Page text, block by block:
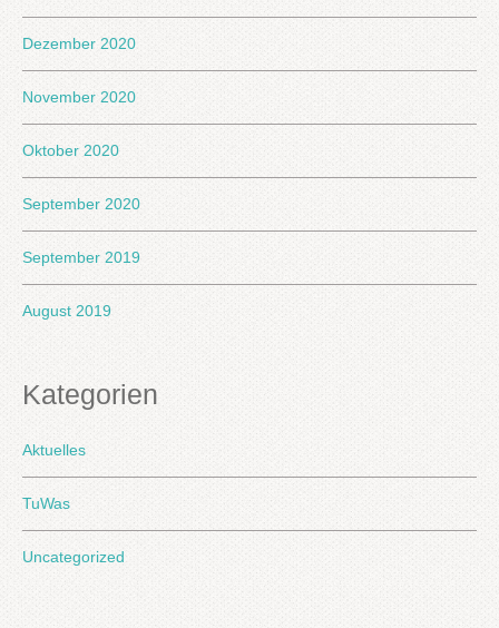
Dezember 2020
November 2020
Oktober 2020
September 2020
September 2019
August 2019
Kategorien
Aktuelles
TuWas
Uncategorized